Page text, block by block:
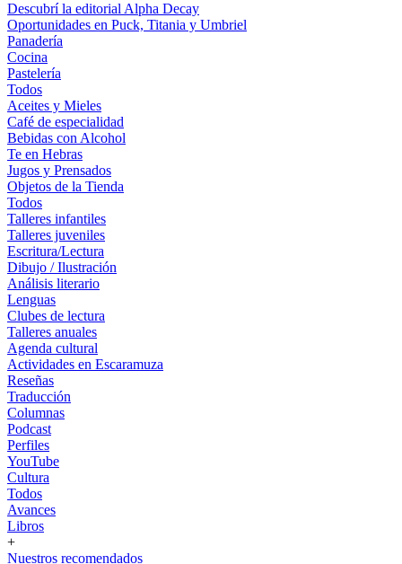
Descubrí la editorial Alpha Decay
Oportunidades en Puck, Titania y Umbriel
Panadería
Cocina
Pastelería
Todos
Aceites y Mieles
Café de especialidad
Bebidas con Alcohol
Te en Hebras
Jugos y Prensados
Objetos de la Tienda
Todos
Talleres infantiles
Talleres juveniles
Escritura/Lectura
Dibujo / Ilustración
Análisis literario
Lenguas
Clubes de lectura
Talleres anuales
Agenda cultural
Actividades en Escaramuza
Reseñas
Traducción
Columnas
Podcast
Perfiles
YouTube
Cultura
Todos
Avances
Libros
+
Nuestros recomendados